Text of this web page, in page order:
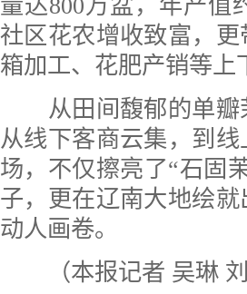
量达800万盆，年产值
社区花农增收致富，
箱加工、花肥产销等上
从田间馥郁的单瓣
从线下客商云集，到
场，不仅擦亮了“石固
子，更在辽南大地绘
动人画卷。
（本报记者 吴琳 刘